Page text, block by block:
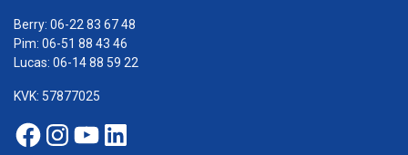
Berry: 06-22 83 67 48
Pim: 06-51 88 43 46
Lucas: 06-14 88 59 22
KVK: 57877025
Facebook Euro-rotor
Instagram Euro-rotor
Youtube Euro-rotor
Linkedin Euro-rotor